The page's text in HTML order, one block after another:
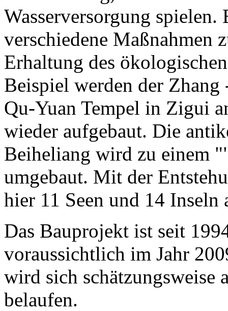
Wasserversorgung
verschiedene Maßnahmen
Erhaltung des
Beispiel werden der
Qu-Yuan Tempel in Zigui
wieder aufgebaut. Die
Beiheliang wird zu einem
umgebaut. Mit der
hier 11 Seen und 14
Das Bauprojekt ist seit
voraussichtlich im Jahr
wird sich
belaufen.